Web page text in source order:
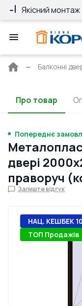
Якісний монтаж
Головна
Балконні
Про товар
Попереднє
двері
праворуч
Залиште відгук
НАЦ. КЕШБЕК
ТОП Продажів